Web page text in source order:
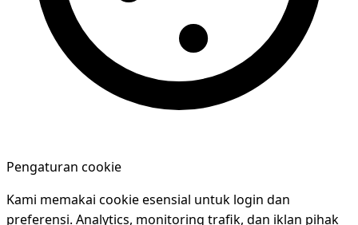
Pengaturan cookie
Kami memakai cookie esensial untuk login dan
preferensi. Analytics, monitoring trafik, dan iklan pihak